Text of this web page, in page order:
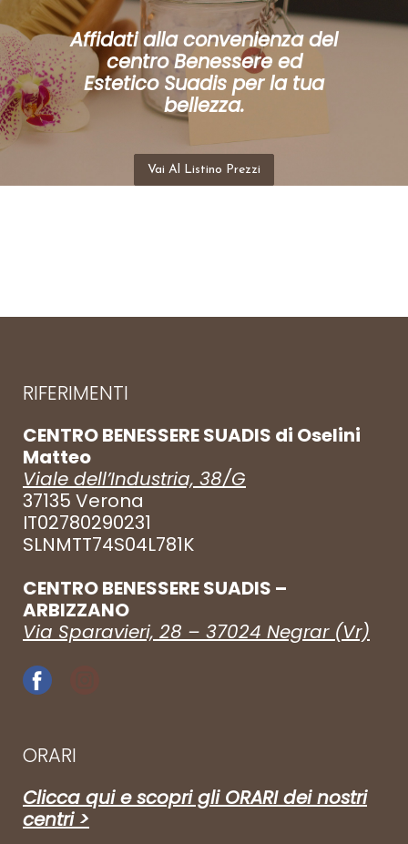
Affidati alla convenienza del
centro Benessere ed
Estetico Suadis per la tua
bellezza.
Vai Al Listino Prezzi
RIFERIMENTI
CENTRO BENESSERE SUADIS di Oselini
Matteo
Viale dell’Industria, 38/G
37135 Verona
IT02780290231
SLNMTT74S04L781K
CENTRO BENESSERE SUADIS –
ARBIZZANO
Via Sparavieri, 28 – 37024 Negrar (Vr)
ORARI
Clicca qui e scopri gli ORARI dei nostri
centri >